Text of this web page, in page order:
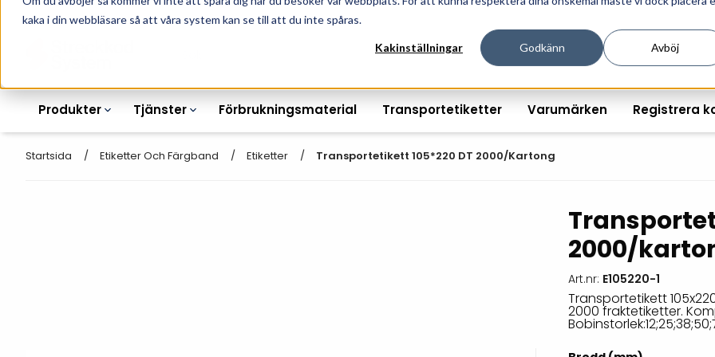
kaka i din webbläsare så att våra system kan se till att du inte spåras.
Kakinställningar Godkänn Avböj
010-162 61 90 Lösningar för professionell informationshantering och
Produkter
Handhållna streckkodsläsare
Bordsstreckkodsläsare
Streckkodsverifierare
Tillbehör streckkodsläsare
Tablets
Tjänster
Räkna ut EAN
Order
streckkodsoriginal
Förbrukningsmaterial Transportetiketter Varumärken Registrera
Startsida Etiketter Och Färgband Etiketter Transportetikett 105*220 DT 2000/kartong
2000/
Art.nr: E105220-1
Transportetikett
2000 fraktetiketter.